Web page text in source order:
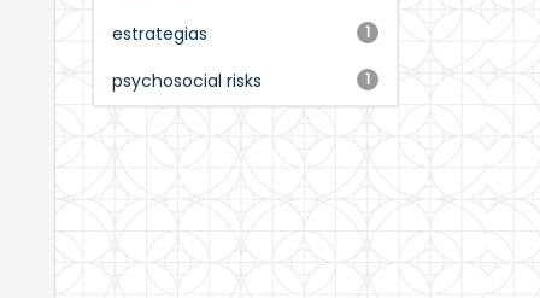
1
estrategias
1
psychosocial risks